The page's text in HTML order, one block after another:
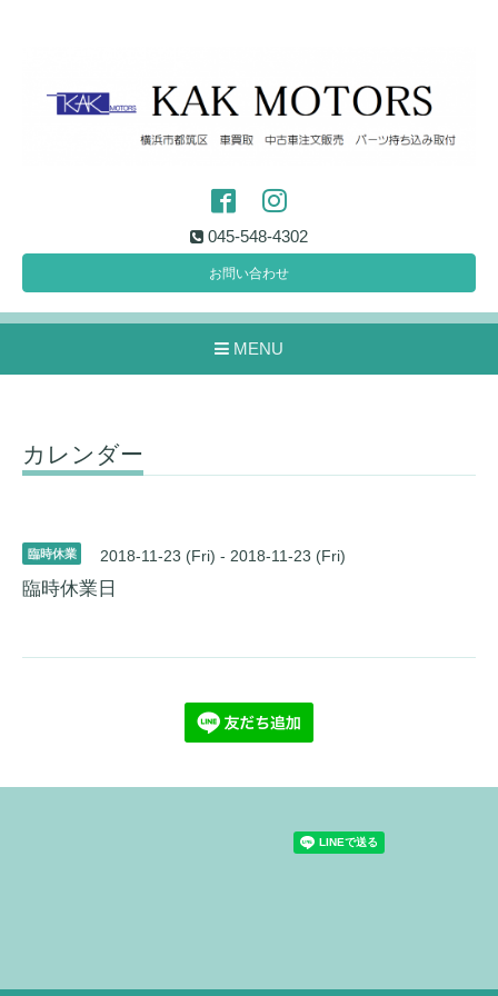
045-548-4302
お問い合わせ
MENU
カレンダー
臨時休業 2018-11-23 (Fri) - 2018-11-23 (Fri)
臨時休業日